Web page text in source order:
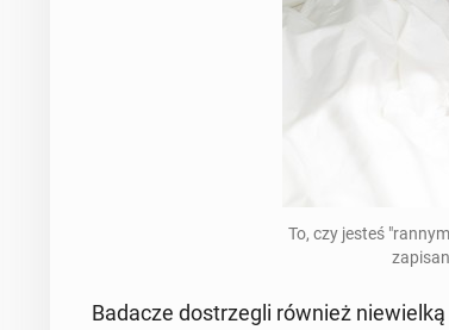
To, czy jesteś
Badacze do­strze­gli również